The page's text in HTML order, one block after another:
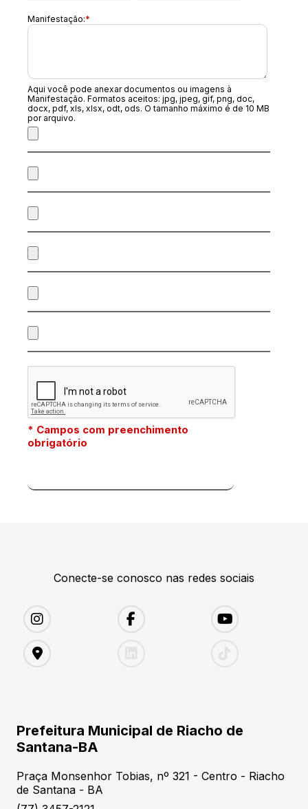
Manifestação:*
Aqui você pode anexar documentos ou imagens à
Manifestação. Formatos aceitos: jpg, jpeg, gif, png, doc,
docx, pdf, xls, xlsx, odt, ods. O tamanho máximo é de 10 MB
por arquivo.
* Campos com preenchimento
obrigatório
Conecte-se conosco nas redes sociais
Prefeitura Municipal de Riacho de
Santana-BA
Praça Monsenhor Tobias, nº 321 - Centro - Riacho
de Santana - BA